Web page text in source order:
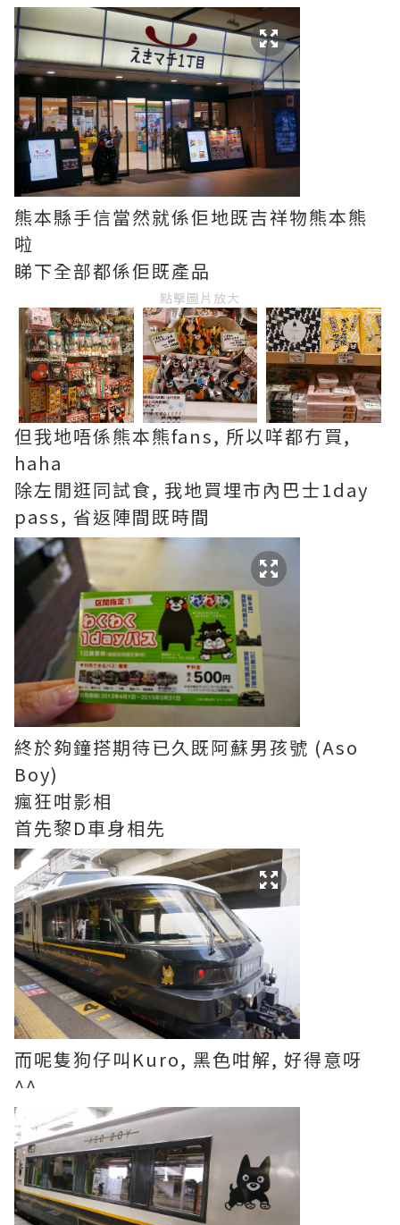
熊本縣手信當然就係佢地既吉祥物熊本熊
啦
睇下全部都係佢既產品
點擊圖片放大
但我地唔係熊本熊fans, 所以咩都冇買,
haha
除左閒逛同試食, 我地買埋市內巴士1day
pass, 省返陣間既時間
終於夠鐘搭期待已久既阿蘇男孩號 (Aso
Boy)
瘋狂咁影相
首先黎D車身相先
而呢隻狗仔叫Kuro, 黑色咁解, 好得意呀
^^